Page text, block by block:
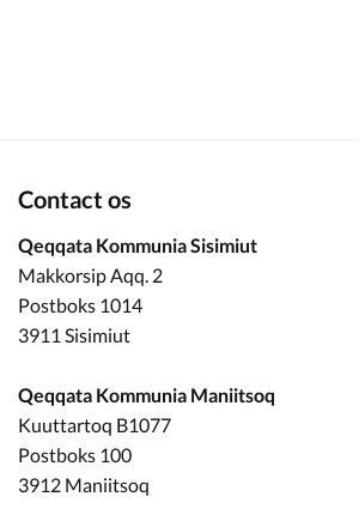
Contact os
Qeqqata Kommunia Sisimiut
Makkorsip Aqq. 2
Postboks 1014
3911 Sisimiut
Qeqqata Kommunia Maniitsoq
Kuuttartoq B1077
Postboks 100
3912 Maniitsoq